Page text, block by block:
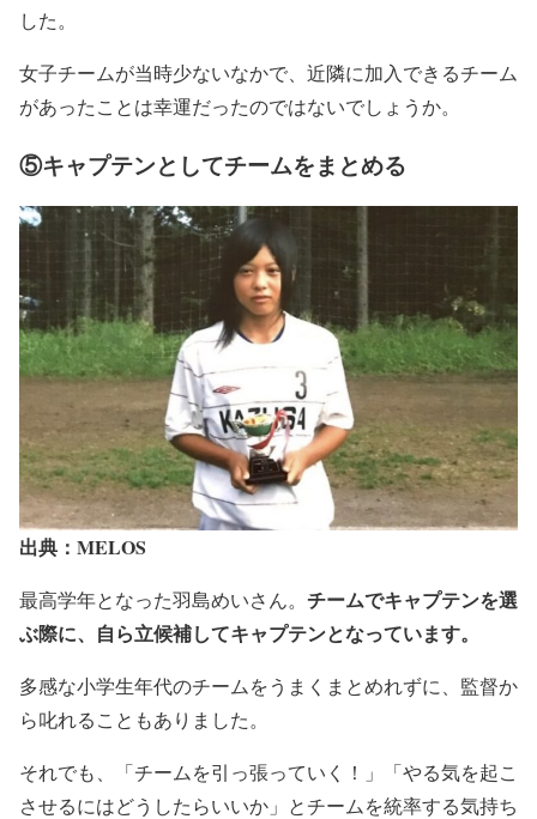
した。
女子チームが当時少ないなかで、近隣に加入できるチーム
があったことは幸運だったのではないでしょうか。
⑤キャプテンとしてチームをまとめる
出典：MELOS
最高学年となった羽島めいさん。 チームでキャプテンを選
ぶ際に、自ら立候補してキャプテンとなっています。
多感な小学生年代のチームをうまくまとめれずに、監督か
ら叱れることもありました。
それでも、「チームを引っ張っていく！」「やる気を起こ
させるにはどうしたらいいか」とチームを統率する気持ち